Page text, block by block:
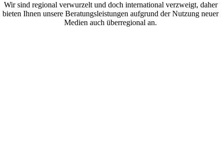
Wir sind regional verwurzelt und doch international verzweigt, daher
bieten Ihnen unsere Beratungsleistungen aufgrund der Nutzung neuer
Medien auch überregional an.